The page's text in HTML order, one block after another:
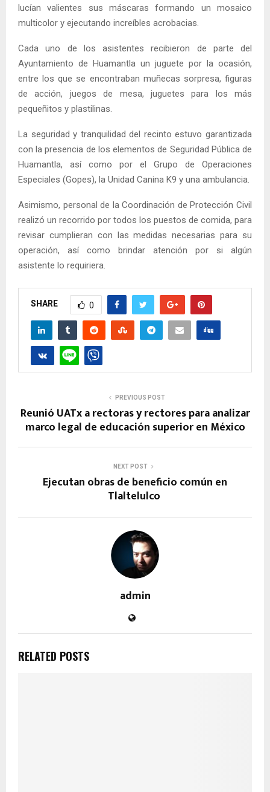
lucían valientes sus máscaras formando un mosaico
multicolor y ejecutando increíbles acrobacias.
Cada uno de los asistentes recibieron de parte del
Ayuntamiento de Huamantla un juguete por la ocasión,
entre los que se encontraban muñecas sorpresa, figuras
de acción, juegos de mesa, juguetes para los más
pequeñitos y plastilinas.
La seguridad y tranquilidad del recinto estuvo garantizada
con la presencia de los elementos de Seguridad Pública de
Huamantla, así como por el Grupo de Operaciones
Especiales (Gopes), la Unidad Canina K9 y una ambulancia.
Asimismo, personal de la Coordinación de Protección Civil
realizó un recorrido por todos los puestos de comida, para
revisar cumplieran con las medidas necesarias para su
operación, así como brindar atención por si algún
asistente lo requiriera.
SHARE 0
PREVIOUS POST
Reunió UATx a rectoras y rectores para analizar
marco legal de educación superior en México
NEXT POST
Ejecutan obras de beneficio común en
Tlaltelulco
admin
RELATED POSTS